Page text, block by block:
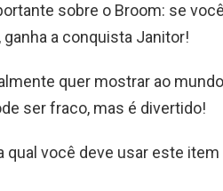
sobre o Broom: se
a conquista Janitor!
quer mostrar ao
ser fraco, mas é divertido!
qual você deve usar este